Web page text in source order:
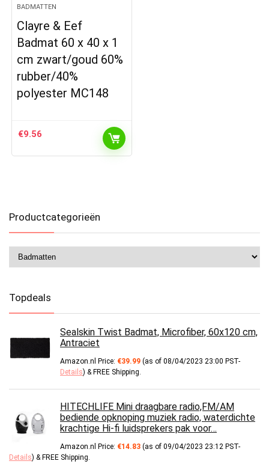
BADMATTEN
Clayre & Eef
Badmat 60 x 40 x 1
cm zwart/goud 60%
rubber/40%
polyester MC148
€9.56
Productcategorieën
Topdeals
Sealskin Twist Badmat, Microfiber, 60x120 cm,
Antraciet
Amazon.nl Price: €39.99 (as of 08/04/2023 23:00 PST-
Details) &FREE Shipping.
HITECHLIFE Mini draagbare radio,FM/AM
bediende opknoping muziek radio, waterdichte
krachtige Hi-fi luidsprekers pak voor…
Amazon.nl Price: €14.83 (as of 09/04/2023 23:12 PST-
Details) &FREE Shipping.